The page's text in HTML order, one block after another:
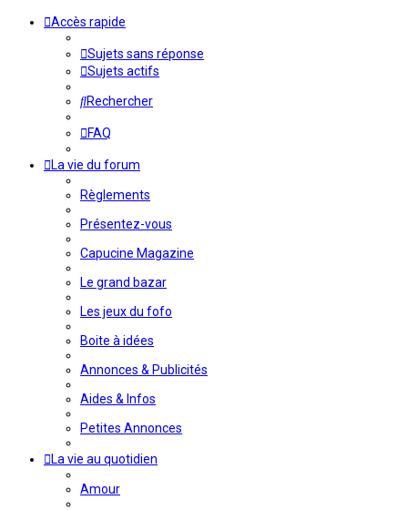
Accès rapide
Sujets sans réponse
Sujets actifs
Rechercher
FAQ
La vie du forum
Règlements
Présentez-vous
Capucine Magazine
Le grand bazar
Les jeux du fofo
Boite à idées
Annonces & Publicités
Aides & Infos
Petites Annonces
La vie au quotidien
Amour